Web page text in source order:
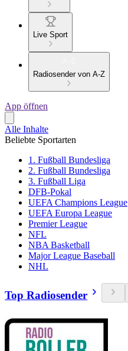
Live Sport
Radiosender von A-Z
App öffnen
Alle Inhalte
Beliebte Sportarten
1. Fußball Bundesliga
2. Fußball Bundesliga
3. Fußball Liga
DFB-Pokal
UEFA Champions League
UEFA Europa League
Premier League
NFL
NBA Basketball
Major League Baseball
NHL
Top Radiosender